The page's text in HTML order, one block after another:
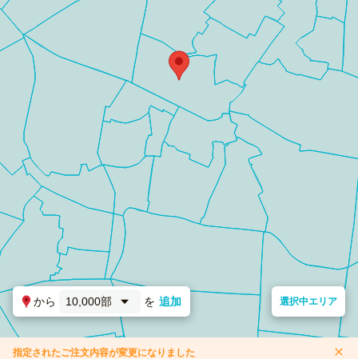
から 10,000部 を 追加 選択中エリア
指定されたご注文内容が変更になりました